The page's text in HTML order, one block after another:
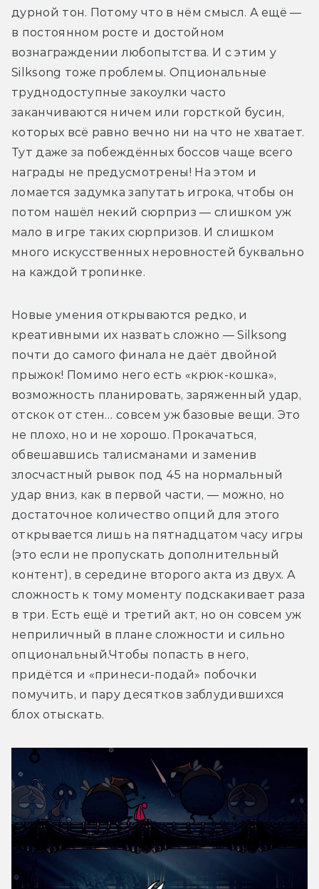
дурной тон. Потому что в нём смысл. А ещё —
в постоянном росте и достойном
вознаграждении любопытства. И с этим у
Silksong тоже проблемы. Опциональные
труднодоступные закоулки часто
заканчиваются ничем или горсткой бусин,
которых всё равно вечно ни на что не хватает.
Тут даже за побеждённых боссов чаще всего
награды не предусмотрены! На этом и
ломается задумка запутать игрока, чтобы он
потом нашёл некий сюрприз — слишком уж
мало в игре таких сюрпризов. И слишком
много искусственных неровностей буквально
на каждой тропинке.
Новые умения открываются редко, и
креативными их назвать сложно — Silksong
почти до самого финала не даёт двойной
прыжок! Помимо него есть «крюк-кошка»,
возможность планировать, заряженный удар,
отскок от стен… совсем уж базовые вещи. Это
не плохо, но и не хорошо. Прокачаться,
обвешавшись талисманами и заменив
злосчастный рывок под 45 на нормальный
удар вниз, как в первой части, — можно, но
достаточное количество опций для этого
открывается лишь на пятнадцатом часу игры
(это если не пропускать дополнительный
контент), в середине второго акта из двух. А
сложность к тому моменту подскакивает раза
в три. Есть ещё и третий акт, но он совсем уж
неприличный в плане сложности и сильно
опциональный.Чтобы попасть в него,
придётся и «принеси-подай» побочки
помучить, и пару десятков заблудившихся
блох отыскать.